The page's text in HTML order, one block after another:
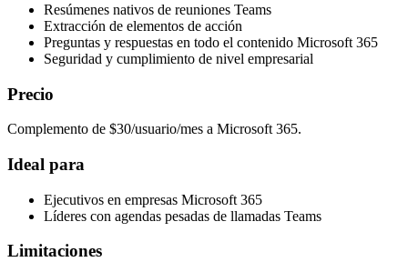
Resúmenes nativos de reuniones Teams
Extracción de elementos de acción
Preguntas y respuestas en todo el contenido Microsoft 365
Seguridad y cumplimiento de nivel empresarial
Precio
Complemento de $30/usuario/mes a Microsoft 365.
Ideal para
Ejecutivos en empresas Microsoft 365
Líderes con agendas pesadas de llamadas Teams
Limitaciones